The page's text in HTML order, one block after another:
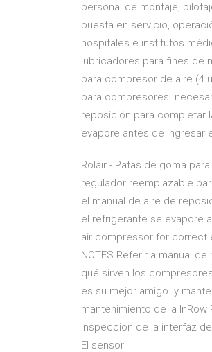
personal de montaje,
puesta en servicio,
hospitales e institutos
lubricadores para fines de
para compresor de aire (4
para compresores.
reposición para completar
evapore antes de ingresar
Rolair - Patas de goma
regulador reemplazable
el manual de aire de
el refrigerante se evapore
air compressor for correct
NOTES Referir a manual
qué sirven los
es su mejor amigo. y
mantenimiento de la
inspección de la interfaz
El sensor